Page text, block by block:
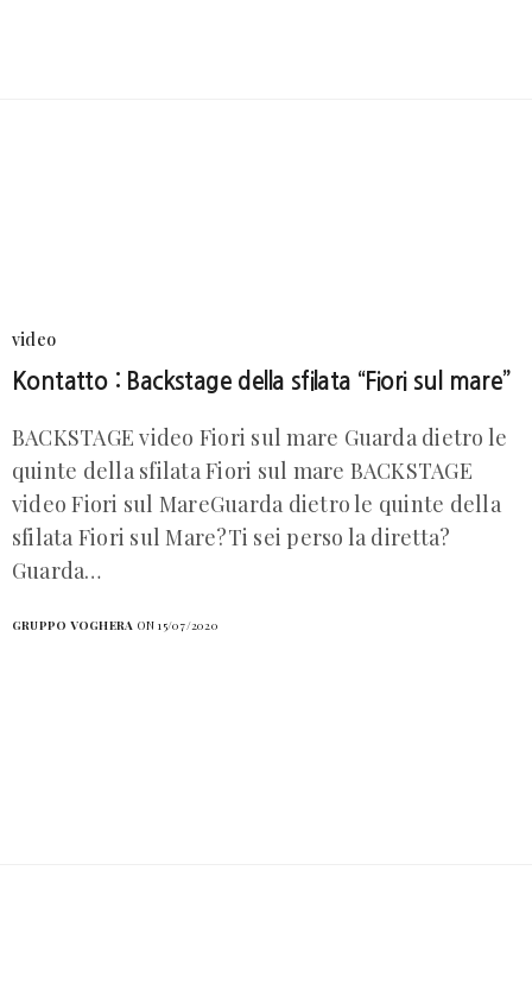
video
Kontatto : Backstage della sfilata “Fiori sul mare”
BACKSTAGE video Fiori sul mare Guarda dietro le
quinte della sfilata Fiori sul mare BACKSTAGE
video Fiori sul MareGuarda dietro le quinte della
sfilata Fiori sul Mare?Ti sei perso la diretta?
Guarda…
GRUPPO VOGHERA ON 15/07/2020